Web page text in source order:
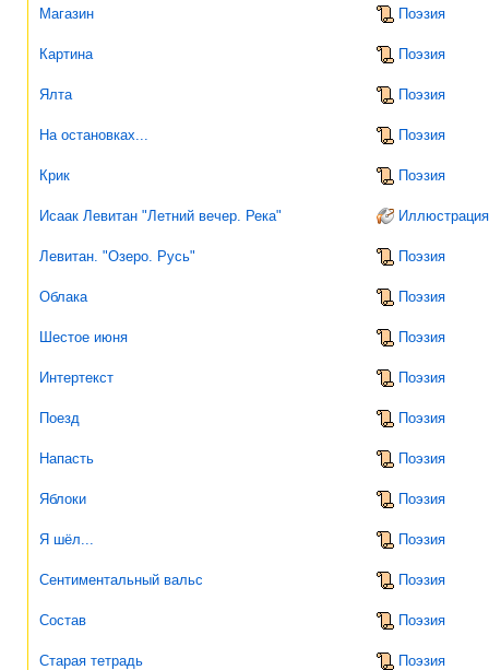
Магазин Поэзия
Картина Поэзия
Ялта Поэзия
На остановках... Поэзия
Крик Поэзия
Исаак Левитан "Летний вечер. Река"
Левитан. "Озеро. Русь" Поэзия
Облака Поэзия
Шестое июня Поэзия
Интертекст Поэзия
Поезд Поэзия
Напасть Поэзия
Яблоки Поэзия
Я шёл... Поэзия
Сентиментальный вальс Поэзия
Состав Поэзия
Старая тетрадь Поэзия